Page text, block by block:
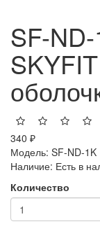
SF-
340 ₽
Модель: SF-ND-1K
Наличие: Есть в
Количество